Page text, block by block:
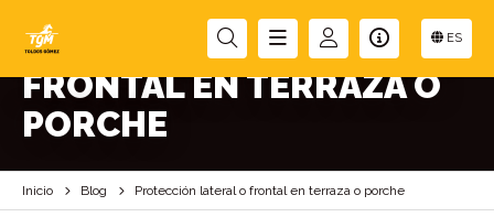
ES
PROTECCIÓN LATERAL O
FRONTAL EN TERRAZA O
PORCHE
Inicio Blog Protección lateral o frontal en terraza o porche